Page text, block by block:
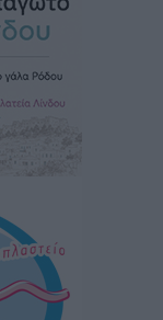
και στα
παρθενική
Ιάκωβου